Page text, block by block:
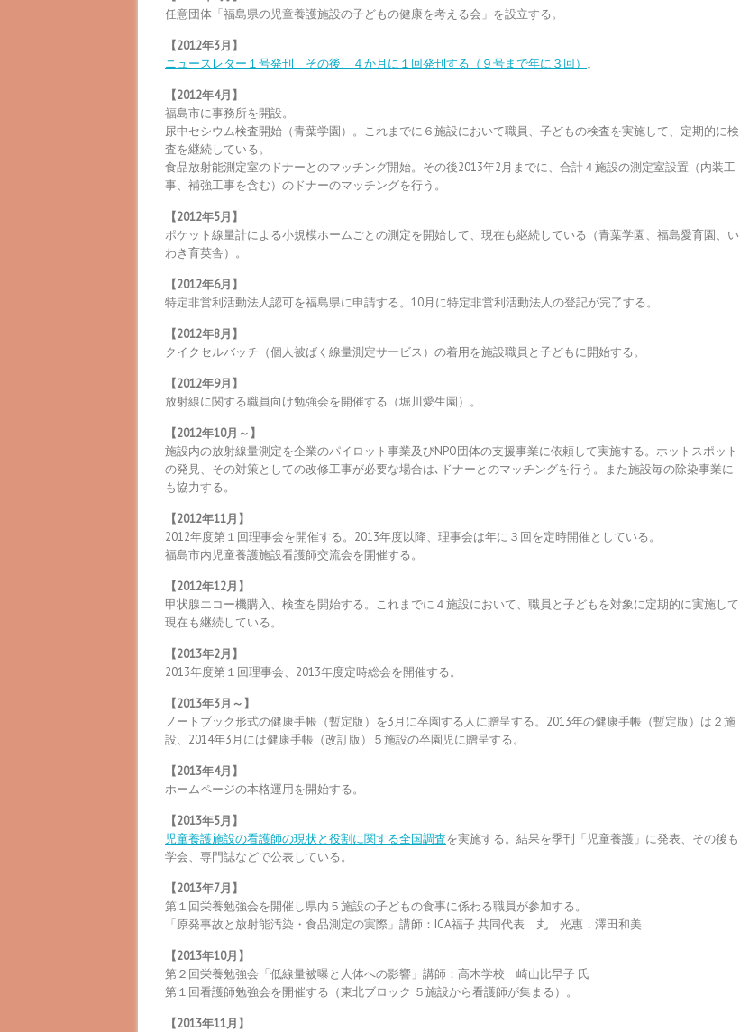
任意団体「福島県の児童養護施設の子どもの健康を考える会」を設立する。
【2012年3月】
ニュースレター１号発刊 その後、４か月に１回発刊する（９号まで年に３回） 。
【2012年4月】
福島市に事務所を開設。
尿中セシウム検査開始（青葉学園）。これまでに６施設において職員、子どもの検査を実施して、定期的に検
査を継続している。
食品放射能測定室のドナーとのマッチング開始。その後2013年2月までに、合計４施設の測定室設置（内装工
事、補強工事を含む）のドナーのマッチングを行う。
【2012年5月】
ポケット線量計による小規模ホームごとの測定を開始して、現在も継続している（青葉学園、福島愛育園、い
わき育英舎）。
【2012年6月】
特定非営利活動法人認可を福島県に申請する。10月に特定非営利活動法人の登記が完了する。
【2012年8月】
クイクセルバッチ（個人被ばく線量測定サービス）の着用を施設職員と子どもに開始する。
【2012年9月】
放射線に関する職員向け勉強会を開催する（堀川愛生園）。
【2012年10月～】
施設内の放射線量測定を企業のパイロット事業及びNPO団体の支援事業に依頼して実施する。ホットスポット
の発見、その対策としての改修工事が必要な場合は､ドナーとのマッチングを行う。また施設毎の除染事業に
も協力する。
【2012年11月】
2012年度第１回理事会を開催する。2013年度以降、理事会は年に３回を定時開催としている。
福島市内児童養護施設看護師交流会を開催する。
【2012年12月】
甲状腺エコー機購入、検査を開始する。これまでに４施設において、職員と子どもを対象に定期的に実施して
現在も継続している。
【2013年2月】
2013年度第１回理事会、2013年度定時総会を開催する。
【2013年3月～】
ノートブック形式の健康手帳（暫定版）を3月に卒園する人に贈呈する。2013年の健康手帳（暫定版）は２施
設、2014年3月には健康手帳（改訂版）５施設の卒園児に贈呈する。
【2013年4月】
ホームページの本格運用を開始する。
【2013年5月】
児童養護施設の看護師の現状と役割に関する全国調査を実施する。結果を季刊「児童養護」に発表、その後も
学会、専門誌などで公表している。
【2013年7月】
第１回栄養勉強会を開催し県内５施設の子どもの食事に係わる職員が参加する。
「原発事故と放射能汚染・食品測定の実際」講師：ICA福子 共同代表 丸 光惠，澤田和美
【2013年10月】
第２回栄養勉強会「低線量被曝と人体への影響」講師：高木学校 崎山比早子 氏
第１回看護師勉強会を開催する（東北ブロック ５施設から看護師が集まる）。
【2013年11月】